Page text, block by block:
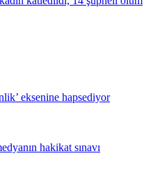
eksenine hapsediyor
hakikat sınavı